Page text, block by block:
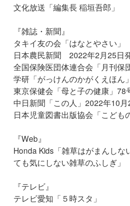
文化放送「編集長 稲垣吾郎」
『雑誌・新聞』
タキイ友の会「はなとやさい」
日本農民新聞 2022年2月25日
全国保険医団体連合会「月刊保
学研「がっけんのかがくえほん
東京保健会「母と子の健康」78
中日新聞「この人」2022年10
日本児童図書出版協会「こども
『Web』
Honda Kids「雑草はがまんしな
ても気にしない雑草のふしぎ」
『テレビ』
テレビ愛知「５時スタ」